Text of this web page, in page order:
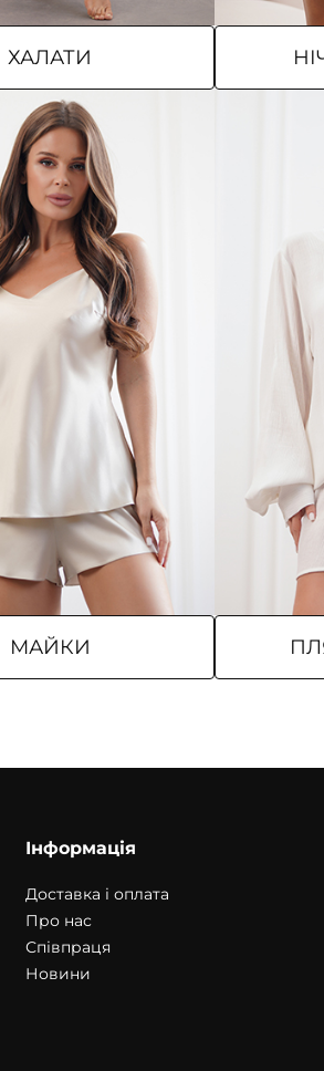
ХАЛАТИ
МАЙКИ
Інформація
Доставка і оплата
Про нас
Співпраця
Новини